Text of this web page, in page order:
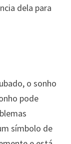
dela para
o sonho
pode
símbolo de